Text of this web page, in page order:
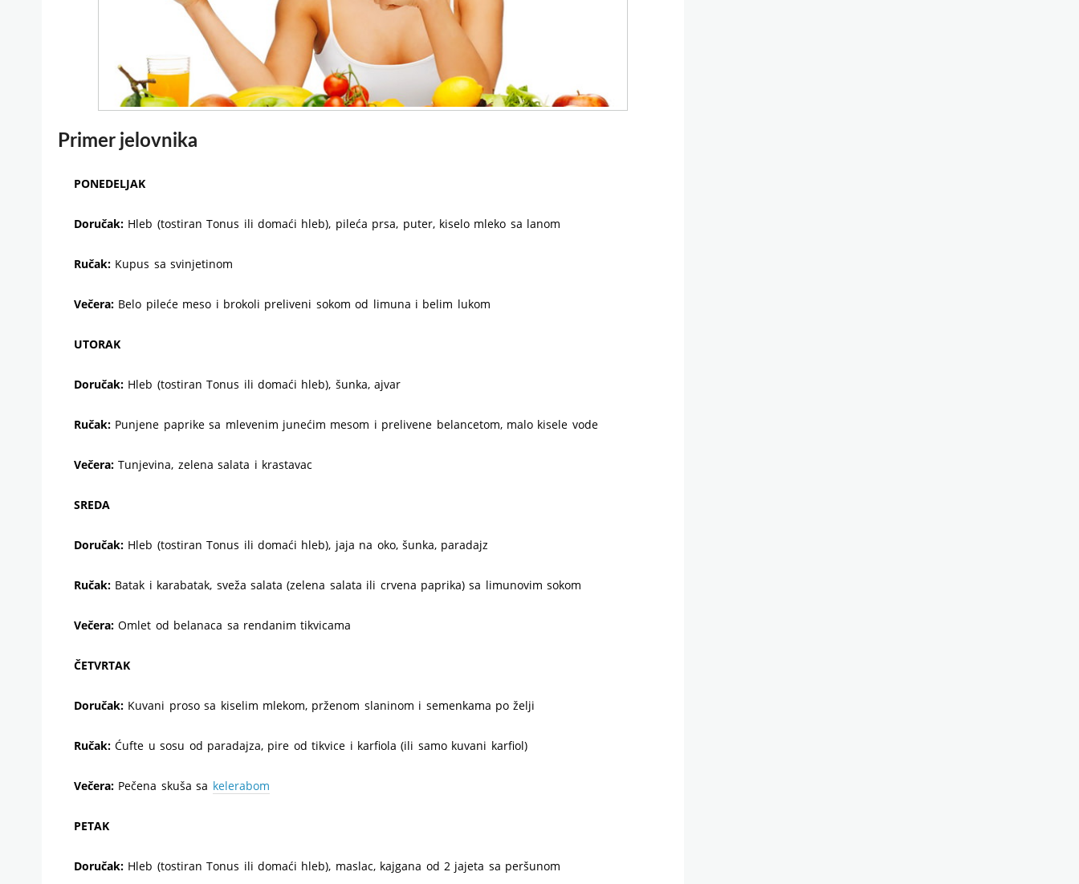
Primer jelovnika
PONEDELJAK
Doručak: Hleb (tostiran Tonus ili domaći hleb), pileća prsa, puter, kiselo mleko sa lanom
Ručak: Kupus sa svinjetinom
Večera: Belo pileće meso i brokoli preliveni sokom od limuna i belim lukom
UTORAK
Doručak: Hleb (tostiran Tonus ili domaći hleb), šunka, ajvar
Ručak: Punjene paprike sa mlevenim junećim mesom i prelivene belancetom, malo kisele vode
Večera: Tunjevina, zelena salata i krastavac
SREDA
Doručak: Hleb (tostiran Tonus ili domaći hleb), jaja na oko, šunka, paradajz
Ručak: Batak i karabatak, sveža salata (zelena salata ili crvena paprika) sa limunovim sokom
Večera: Omlet od belanaca sa rendanim tikvicama
ČETVRTAK
Doručak: Kuvani proso sa kiselim mlekom, prženom slaninom i semenkama po želji
Ručak: Ćufte u sosu od paradajza, pire od tikvice i karfiola (ili samo kuvani karfiol)
Večera: Pečena skuša sa kelerabom
PETAK
Doručak: Hleb (tostiran Tonus ili domaći hleb), maslac, kajgana od 2 jajeta sa peršunom